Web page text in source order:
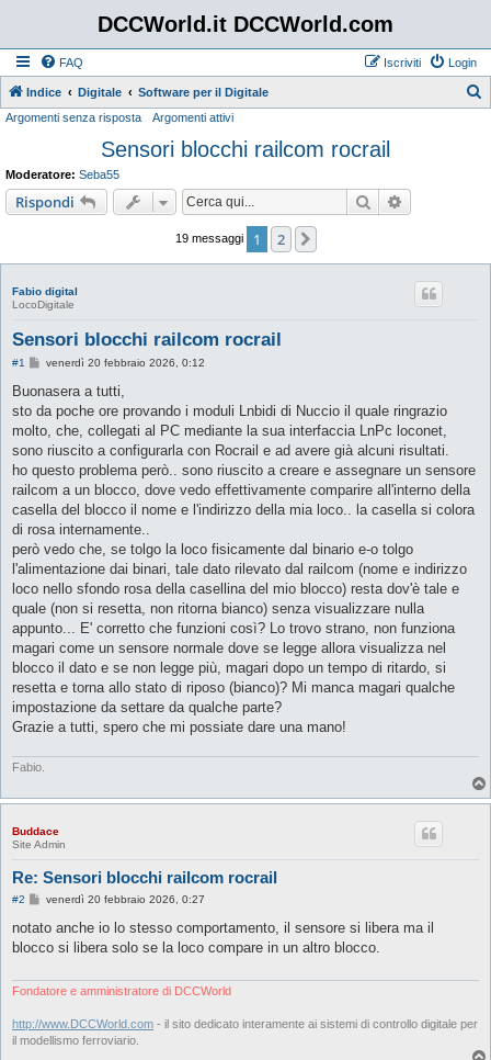
DCCWorld.it DCCWorld.com
FAQ Login
Iscriviti
Indice Digitale Software per il Digitale
Argomenti senza risposta Argomenti attivi
Sensori blocchi railcom rocrail
Moderatore: Seba55
Rispondi Cerca
19 messaggi 1 2
Fabio digital
LocoDigitale
Sensori blocchi railcom rocrail
#1
M
s
a
g
i
o
venerdì 20 febbraio 2026, 0:12
Buonasera a tutti,
sto da poche ore provando i moduli Lnbidi di Nuccio il quale ringrazio
molto, che, collegati al PC mediante la sua interfaccia LnPc loconet,
sono riuscito a configurarla con Rocrail e ad avere già alcuni risultati.
ho questo problema però.. sono riuscito a creare e assegnare un sensore
railcom a un blocco, dove vedo effettivamente comparire all'interno della
casella del blocco il nome e l'indirizzo della mia loco.. la casella si colora
di rosa internamente..
però vedo che, se tolgo la loco fisicamente dal binario e-o tolgo
l'alimentazione dai binari, tale dato rilevato dal railcom (nome e indirizzo
loco nello sfondo rosa della casellina del mio blocco) resta dov'è tale e
quale (non si resetta, non ritorna bianco) senza visualizzare nulla
appunto... E' corretto che funzioni così? Lo trovo strano, non funziona
magari come un sensore normale dove se legge allora visualizza nel
blocco il dato e se non legge più, magari dopo un tempo di ritardo, si
resetta e torna allo stato di riposo (bianco)? Mi manca magari qualche
impostazione da settare da qualche parte?
Grazie a tutti, spero che mi possiate dare una mano!
Fabio.
Buddace
Site Admin
Re: Sensori blocchi railcom rocrail
#2
M
s
a
i
venerdì 20 febbraio 2026, 0:27
notato anche io lo stesso comportamento, il sensore si libera ma il
blocco si libera solo se la loco compare in un altro blocco.
Fondatore e amministratore di DCCWorld
http://www.DCCWorld.com - il sito dedicato interamente ai sistemi di controllo digitale per
il modellismo ferroviario.